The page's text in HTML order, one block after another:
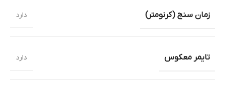
زمان سنج (کرنومتر) دارد
تایمر معکوس دارد